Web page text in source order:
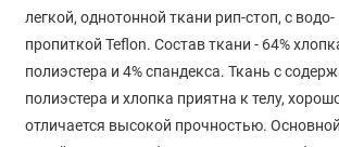
легкой, однотонной ткани рип-стоп, с
пропиткой Teflon. Состав ткани - 64%
полиэстера и 4% спандекса. Ткань с
полиэстера и хлопка приятна к телу,
отличается высокой прочностью.